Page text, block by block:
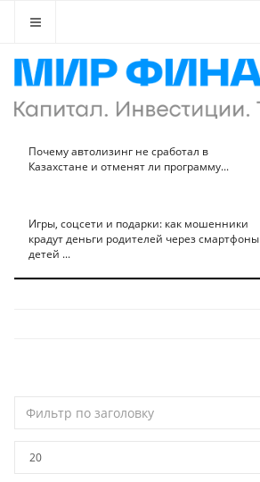
Почему автолизинг не сработал в
Казахстане и отменят ли программу...
Игры, соцсети и подарки: как мошенники
крадут деньги родителей через смартфоны
детей ...
по